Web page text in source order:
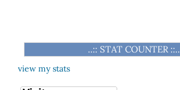
..:: STAT COUNTER ::..
view my stats